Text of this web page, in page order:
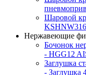
Шаровой
Нержавеющие
Бочонок
- HGG12
Заглушка
- Заглушка